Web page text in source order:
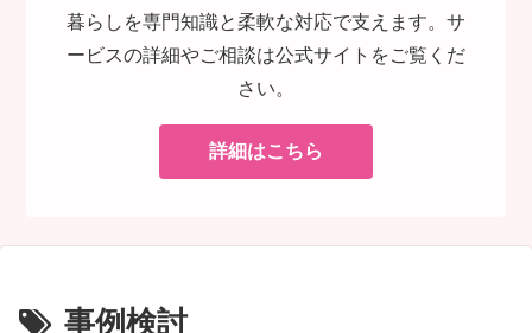
暮らしを専門知識と柔軟な対応で支えます。サ
ービスの詳細やご相談は公式サイトをご覧くだ
さい。
詳細はこちら
事例検討